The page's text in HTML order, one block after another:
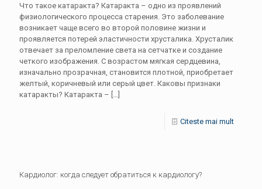
Что такое катаракта? Катаракта – одно из проявлений
физиологического процесса старения. Это заболевание
возникает чаще всего во второй половине жизни и
проявляется потерей эластичности хрусталика. Хрусталик
отвечает за преломление света на сетчатке и создание
четкого изображения. С возрастом мягкая сердцевина,
изначально прозрачная, становится плотной, приобретает
желтый, коричневый или серый цвет. Каковы признаки
катаракты? Катаракта –
Citeste mai mult
Кардиолог: когда следует обратиться к кардиологу?